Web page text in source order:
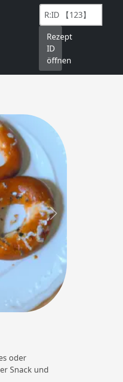
Rezept
ID
öffnen
Next
oder
Snack und